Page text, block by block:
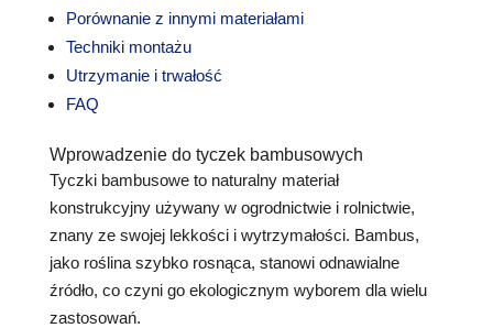
Porównanie z innymi materiałami
Techniki montażu
Utrzymanie i trwałość
FAQ
Wprowadzenie do tyczek bambusowych
Tyczki bambusowe to naturalny materiał
konstrukcyjny używany w ogrodnictwie i rolnictwie,
znany ze swojej lekkości i wytrzymałości. Bambus,
jako roślina szybko rosnąca, stanowi odnawialne
źródło, co czyni go ekologicznym wyborem dla wielu
zastosowań.